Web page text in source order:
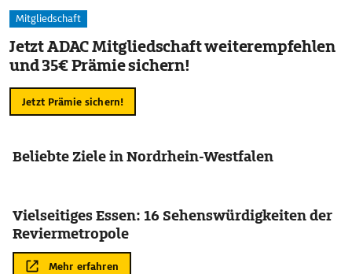
Mitgliedschaft
Jetzt ADAC Mitgliedschaft weiterempfehlen
und 35€ Prämie sichern!
Jetzt Prämie sichern!
Beliebte Ziele in Nordrhein-Westfalen
Vielseitiges Essen: 16 Sehenswürdigkeiten der
Reviermetropole
Mehr erfahren